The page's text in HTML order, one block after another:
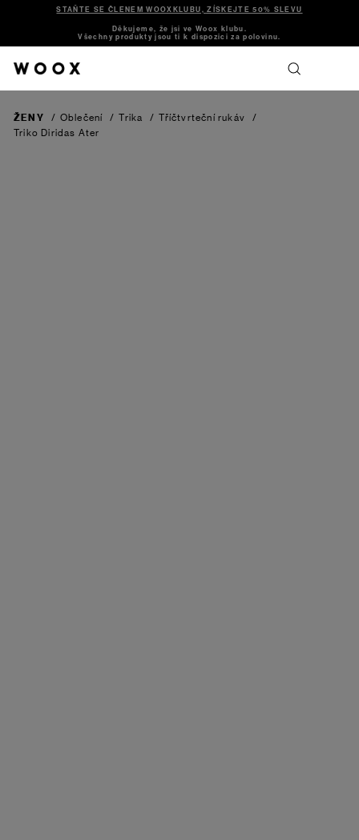
STAŇTE SE ČLENEM WOOXKLUBU, ZÍSKEJTE 50% SLEVU
Děkujeme, že jsi ve Woox klubu.
Všechny produkty jsou ti k dispozici za polovinu.
ŽENY / Oblečení / Trika / Tříčtvrteční rukáv
/
Triko Diridas Ater